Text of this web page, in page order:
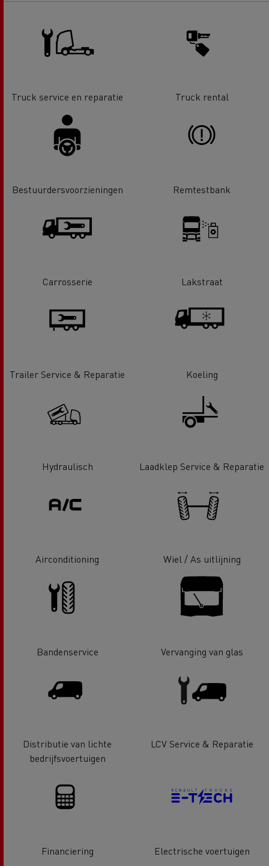
Truck service en reparatie Truck rental
Bestuurdersvoorzieningen Remtestbank
Carrosserie Lakstraat
Trailer Service & Reparatie Koeling
Hydraulisch Laadklep Service & Reparatie
Airconditioning Wiel / As uitlijning
Bandenservice Vervanging van glas
Distributie van lichte
bedrijfsvoertuigen
LCV Service & Reparatie
Financiering Electrische voertuigen